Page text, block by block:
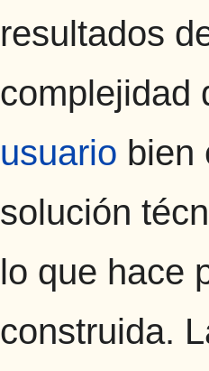
resultados
complejidad
usuario bien
solución
lo que hace
construida.